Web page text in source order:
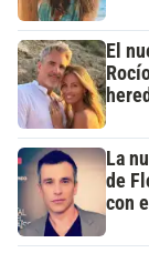
El
La
de
con